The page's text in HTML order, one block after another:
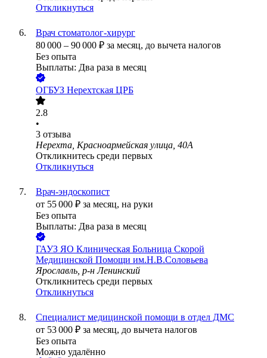
Откликнуться
Врач стоматолог-хирург
80 000 – 90 000 ₽ за месяц, до вычета налогов
Без опыта
Выплаты: Два раза в месяц
ОГБУЗ Нерехтская ЦРБ
2.8
•
3 отзыва
Нерехта, Красноармейская улица, 40А
Откликнитесь среди первых
Откликнуться
Врач-эндоскопист
от 55 000 ₽ за месяц, на руки
Без опыта
Выплаты: Два раза в месяц
ГАУЗ ЯО Клиническая Больница Скорой
Медицинской Помощи им.Н.В.Соловьева
Ярославль, р-н Ленинский
Откликнитесь среди первых
Откликнуться
Специалист медицинской помощи в отдел ДМС
от 53 000 ₽ за месяц, до вычета налогов
Без опыта
Можно удалённо